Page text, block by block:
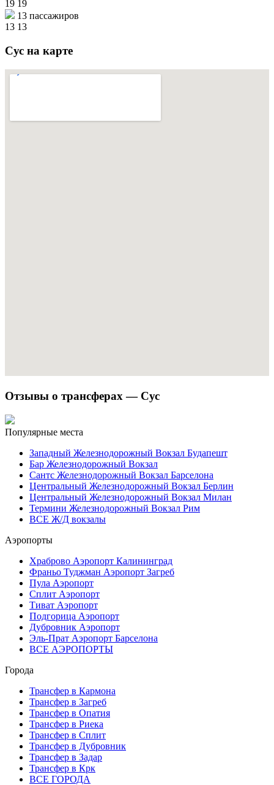
19 19
13 пассажиров
13 13
Сус на карте
Отзывы о трансферах — Сус
Популярные места
Западный Железнодорожный Вокзал Будапешт
Бар Железнодорожный Вокзал
Сантс Железнодорожный Вокзал Барселона
Центральный Железнодорожный Вокзал Берлин
Центральный Железнодорожный Вокзал Милан
Термини Железнодорожный Вокзал Рим
ВСЕ Ж/Д вокзалы
Аэропорты
Храброво Аэропорт Калининград
Франьо Туджман Аэропорт Загреб
Пула Аэропорт
Сплит Аэропорт
Тиват Аэропорт
Подгорица Аэропорт
Дубровник Аэропорт
Эль-Прат Аэропорт Барселона
ВСЕ АЭРОПОРТЫ
Города
Трансфер в Кармона
Трансфер в Загреб
Трансфер в Опатия
Трансфер в Риека
Трансфер в Сплит
Трансфер в Дубровник
Трансфер в Задар
Трансфер в Крк
ВСЕ ГОРОДА